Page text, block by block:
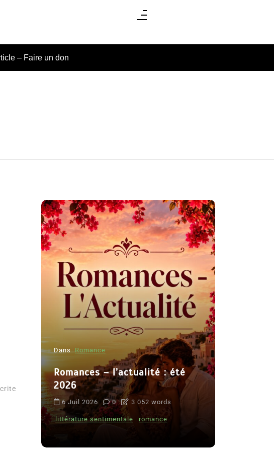
– Faire un don
Dans Romance
Romances – l’actualité : été
2026
6 Juil 2026 0 3 052 words
littérature sentimentale romance